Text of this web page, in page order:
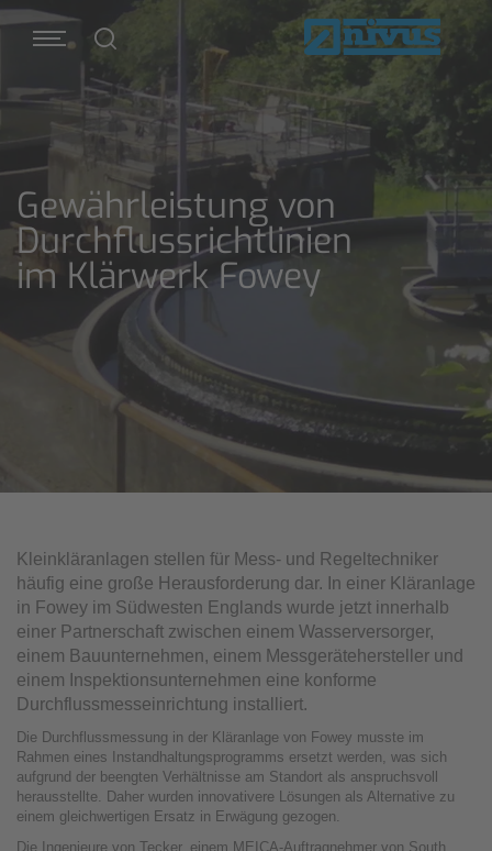
Gewährleistung von
Durchflussrichtlinien
im Klärwerk Fowey
Kleinkläranlagen stellen für Mess- und Regeltechniker
häufig eine große Herausforderung dar. In einer Kläranlage
in Fowey im Südwesten Englands wurde jetzt innerhalb
einer Partnerschaft zwischen einem Wasserversorger,
einem Bauunternehmen, einem Messgerätehersteller und
einem Inspektionsunternehmen eine konforme
Durchflussmesseinrichtung installiert.
Die Durchflussmessung in der Kläranlage von Fowey musste im
Rahmen eines Instandhaltungsprogramms ersetzt werden, was sich
aufgrund der beengten Verhältnisse am Standort als anspruchsvoll
herausstellte. Daher wurden innovativere Lösungen als Alternative zu
einem gleichwertigen Ersatz in Erwägung gezogen.
Die Ingenieure von Tecker, einem MEICA-Auftragnehmer von South